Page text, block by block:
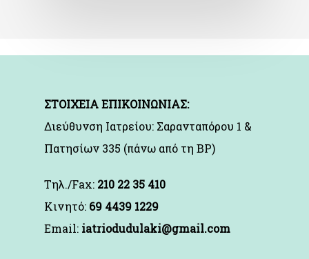
ΣΤΟΙΧΕΙΑ ΕΠΙΚΟΙΝΩΝΙΑΣ:
Διεύθυνση Ιατρείου: Σαρανταπόρου 1 &
Πατησίων 335 (πάνω από τη BP)
Τηλ./Fax: 210 22 35 410
Kινητό: 69 4439 1229
Email: iatriodudulaki@gmail.com